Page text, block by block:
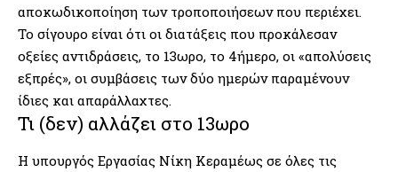
αποκωδικοποίηση των τροποποιήσεων που περιέχει.
Το σίγουρο είναι ότι οι διατάξεις που προκάλεσαν
οξείες αντιδράσεις, το 13ωρο, το 4ήμερο, οι «απολύσεις
εξπρές», οι συμβάσεις των δύο ημερών παραμένουν
ίδιες και απαράλλαχτες.
Τι (δεν) αλλάζει στο 13ωρο
Η υπουργός Εργασίας Νίκη Κεραμέως σε όλες τις